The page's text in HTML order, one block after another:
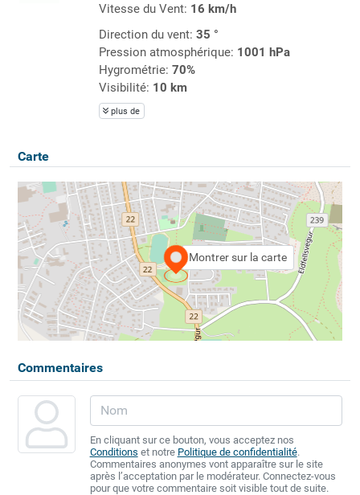
Vitesse du Vent: 16 km/h
Direction du vent: 35 °
Pression atmosphérique: 1001 hPa
Hygrométrie: 70%
Visibilité: 10 km
plus de
Carte
Montrer sur la carte
Commentaires
En cliquant sur ce bouton, vous acceptez nos
Conditions et notre Politique de confidentialité.
Commentaires anonymes vont apparaître sur le site
après l’acceptation par le modérateur. Connectez-vous
pour que votre commentaire soit visible tout de suite.